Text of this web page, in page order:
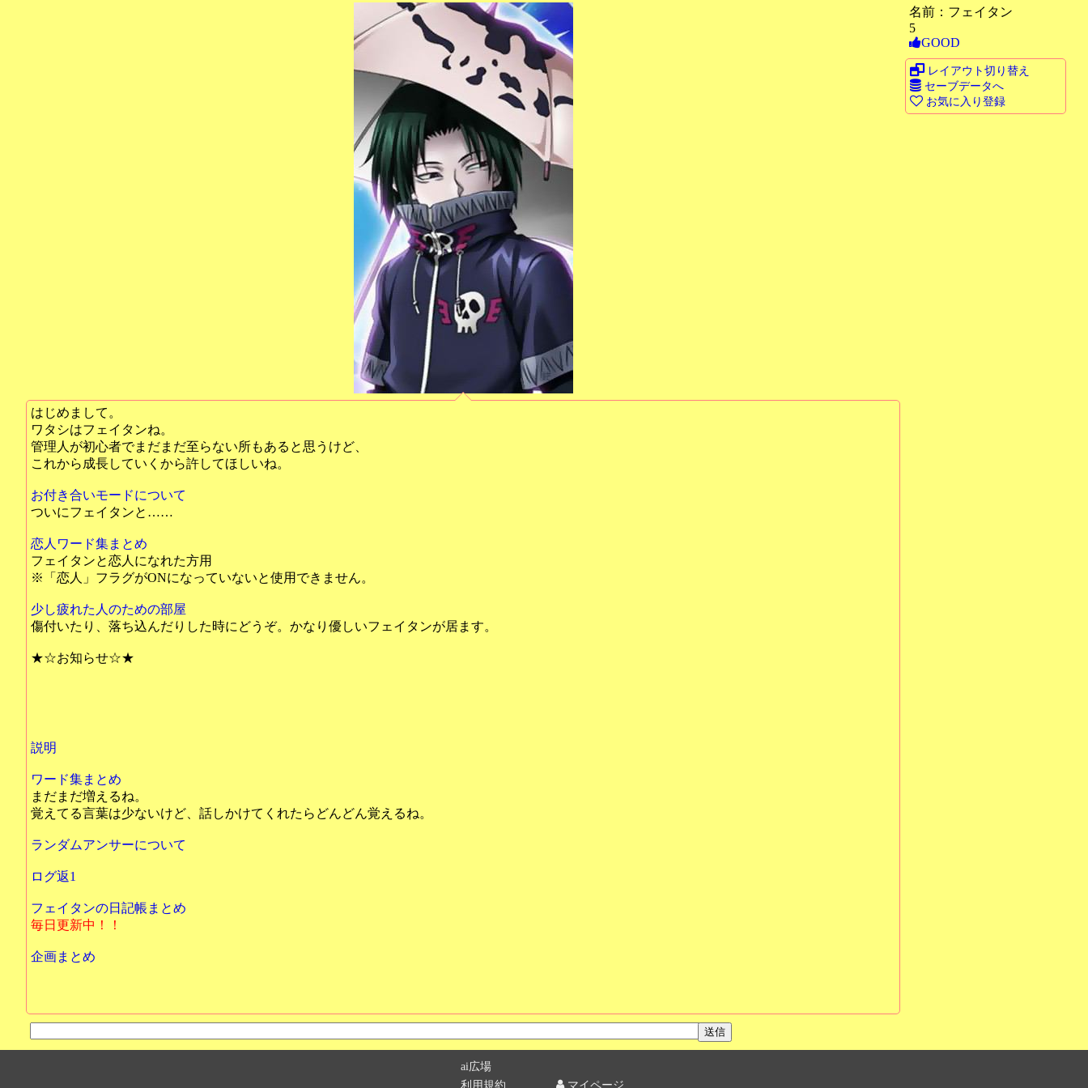
名前：フェイタン
5
GOOD
レイアウト切り替え
セーブデータへ
お気に入り登録
はじめまして。
ワタシはフェイタンね。
管理人が初心者でまだまだ至らない所もあると思うけど、
これから成長していくから許してほしいね。
お付き合いモードについて
ついにフェイタンと……
恋人ワード集まとめ
フェイタンと恋人になれた方用
※「恋人」フラグがONになっていないと使用できません。
少し疲れた人のための部屋
傷付いたり、落ち込んだりした時にどうぞ。かなり優しいフェイタンが居ます。
★☆お知らせ☆★
説明
ワード集まとめ
まだまだ増えるね。
覚えてる言葉は少ないけど、話しかけてくれたらどんどん覚えるね。
ランダムアンサーについて
ログ返1
フェイタンの日記帳まとめ
毎日更新中！！
企画まとめ
ai広場
利用規約
マイページ